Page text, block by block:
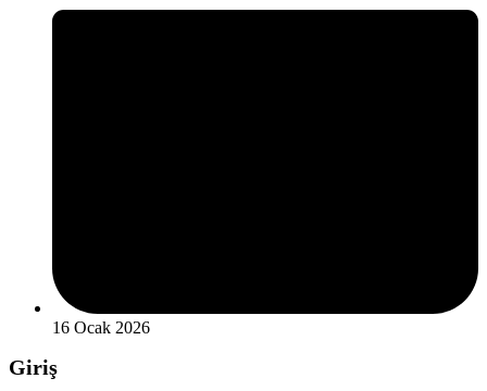
16 Ocak 2026
Giriş